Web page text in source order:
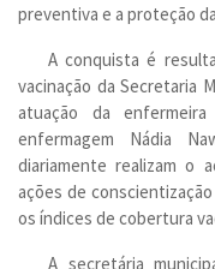
preventiva e a proteção
A conquista é
vacinação da Secretaria
atuação da
enfermagem Nádia
diariamente realizam o
ações de
os índices de cobertura
A secretária